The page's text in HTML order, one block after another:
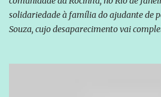
solidariedade à família do ajudante de
Souza, cujo desaparecimento vai